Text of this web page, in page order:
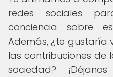
redes sociales
conciencia sobre
Además, ¿te gustaría
las contribuciones de
sociedad?